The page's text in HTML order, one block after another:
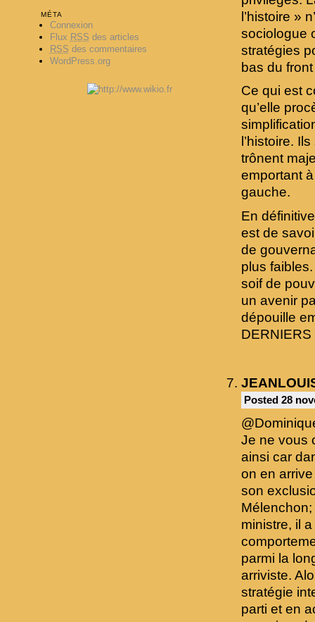
l’histoire »
sociologue
stratégies
bas du
Ce qui est
qu’elle
l’histoire.
trônent
emportant
gauche.
En
est de
de
plus
soif de
un avenir
dépouille
Posted 28
Je ne vous
ainsi car
on en
son
Mélenchon;
ministre, il
parmi la
arriviste.
stratégie
parti et en
MÉTA
Connexion
Flux RSS des articles
RSS des commentaires
WordPress.org